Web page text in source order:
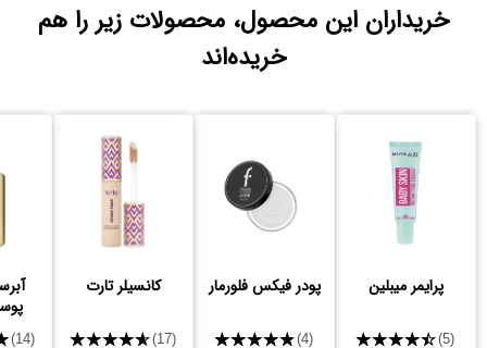
خریداران این محصول، محصولات زیر را هم
خریده‌اند
پرایمر میبلین
★★★★★(5)
پودر فیکس فلورمار
★★★★★(4)
کانسیلر تارت
★★★★★(17)
(14)